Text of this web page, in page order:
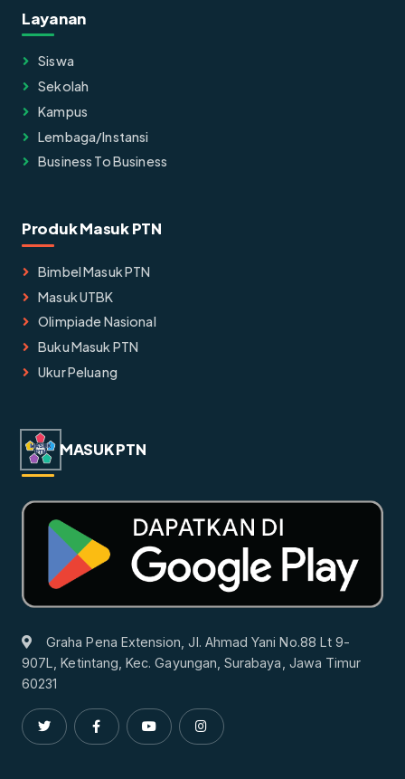
Layanan
Siswa
Sekolah
Kampus
Lembaga/instansi
Business To Business
Produk Masuk PTN
Bimbel Masuk PTN
Masuk UTBK
Olimpiade Nasional
Buku Masuk PTN
Ukur Peluang
MASUK PTN
Graha Pena Extension, Jl. Ahmad Yani No.88 Lt 9-
907L, Ketintang, Kec. Gayungan, Surabaya, Jawa Timur
60231